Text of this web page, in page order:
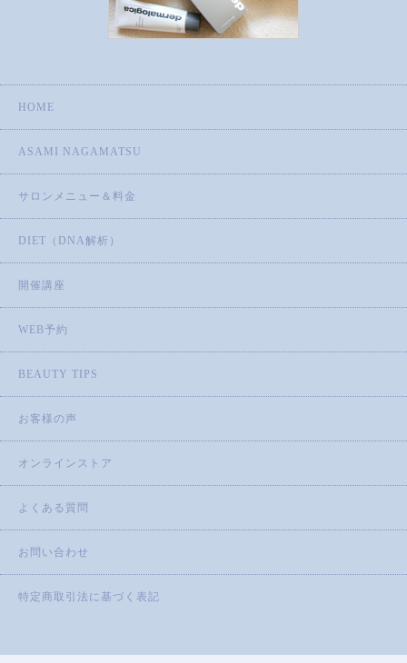
HOME
ASAMI NAGAMATSU
サロンメニュー＆料金
DIET（DNA解析）
開催講座
WEB予約
BEAUTY TIPS
お客様の声
オンラインストア
よくある質問
お問い合わせ
特定商取引法に基づく表記